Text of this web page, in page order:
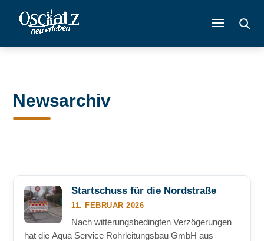
Newsarchiv
Startschuss für die Nordstraße
11. FEBRUAR 2026
Nach witterungsbedingten Verzögerungen
hat die Aqua Service Rohrleitungsbau GmbH aus